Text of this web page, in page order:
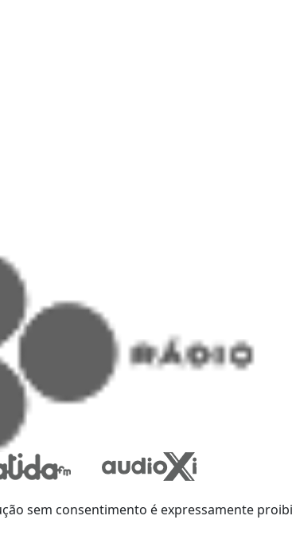
sem consentimento é expressamente